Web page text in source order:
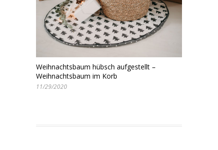
Weihnachtsbaum hübsch aufgestellt –
Weihnachtsbaum im Korb
11/29/2020